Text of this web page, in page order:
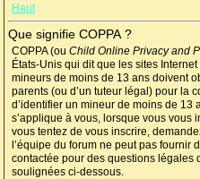
Haut
Que signifie COPPA ?
COPPA (ou Child Online Privacy and
États-Unis qui dit que les sites
mineurs de moins de 13 ans doivent
parents (ou d’un tuteur légal) pour la
d’identifier un mineur de moins de 13
s’applique à vous, lorsque vous vous
vous tentez de vous inscrire,
l’équipe du forum ne peut pas fournir
contactée pour des questions légales
soulignées ci-dessous.